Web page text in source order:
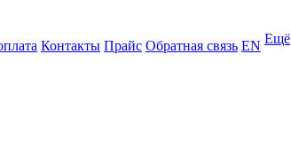
Контакты Прайс Обратная связь EN Ещё